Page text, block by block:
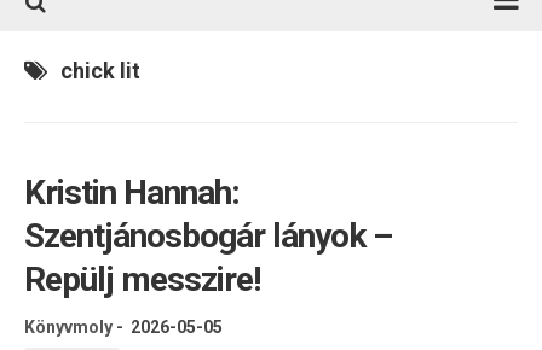
Kapcsolat
Olvasó sarok
Könyveim
Rólam
chick lit
Kristin Hannah:
Szentjánosbogár lányok –
Repülj messzire!
Könyvmoly - 2026-05-05